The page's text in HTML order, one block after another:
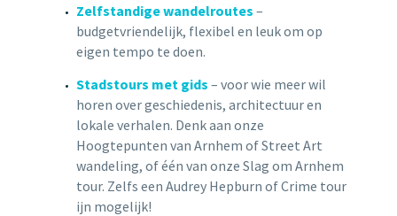
Zelfstandige wandelroutes –
budgetvriendelijk, flexibel en leuk om op
eigen tempo te doen.
Stadstours met gids – voor wie meer wil
horen over geschiedenis, architectuur en
lokale verhalen. Denk aan onze
Hoogtepunten van Arnhem of Street Art
wandeling, of één van onze Slag om Arnhem
tour. Zelfs een Audrey Hepburn of Crime tour
ijn mogelijk!